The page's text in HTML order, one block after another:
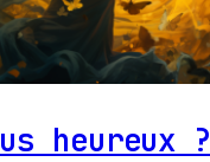
heureux ?